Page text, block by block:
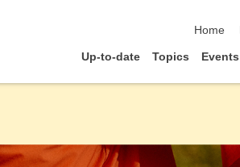
Home
Up-to-date Topics Events